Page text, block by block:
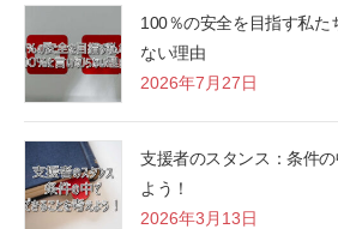
100％の安全を目指す私た
ない理由
2026年7月27日
支援者のスタンス：条件
よう！
2026年3月13日